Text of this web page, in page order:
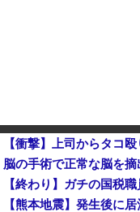
脳の手術で正常な脳を摘